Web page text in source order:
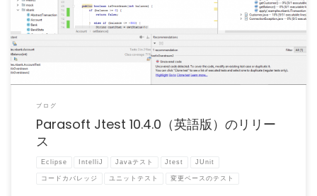
ブログ
Parasoft Jtest 10.4.0（英語版）のリリー
ス
Eclipse IntelliJ Javaテスト Jtest JUnit
コードカバレッジ ユニットテスト 変更ベースのテスト